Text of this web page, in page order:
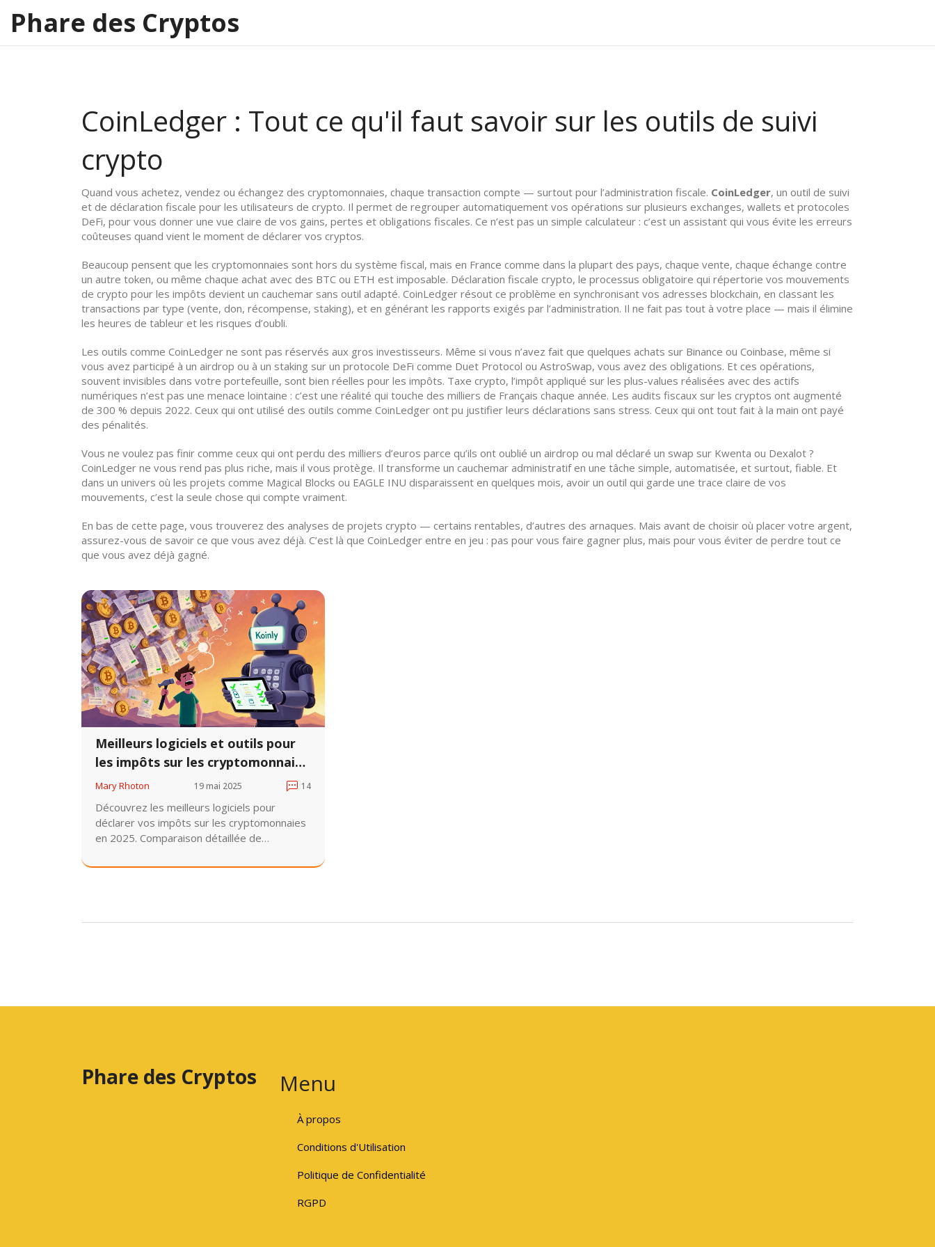
Phare des Cryptos
CoinLedger : Tout ce qu'il faut savoir sur les outils de suivi
crypto
Quand vous achetez, vendez ou échangez des cryptomonnaies, chaque transaction compte — surtout pour l’administration fiscale. CoinLedger, un outil de suivi
et de déclaration fiscale pour les utilisateurs de crypto. Il permet de regrouper automatiquement vos opérations sur plusieurs exchanges, wallets et protocoles
DeFi, pour vous donner une vue claire de vos gains, pertes et obligations fiscales. Ce n’est pas un simple calculateur : c’est un assistant qui vous évite les erreurs
coûteuses quand vient le moment de déclarer vos cryptos.
Beaucoup pensent que les cryptomonnaies sont hors du système fiscal, mais en France comme dans la plupart des pays, chaque vente, chaque échange contre
un autre token, ou même chaque achat avec des BTC ou ETH est imposable. Déclaration fiscale crypto, le processus obligatoire qui répertorie vos mouvements
de crypto pour les impôts devient un cauchemar sans outil adapté. CoinLedger résout ce problème en synchronisant vos adresses blockchain, en classant les
transactions par type (vente, don, récompense, staking), et en générant les rapports exigés par l’administration. Il ne fait pas tout à votre place — mais il élimine
les heures de tableur et les risques d’oubli.
Les outils comme CoinLedger ne sont pas réservés aux gros investisseurs. Même si vous n’avez fait que quelques achats sur Binance ou Coinbase, même si
vous avez participé à un airdrop ou à un staking sur un protocole DeFi comme Duet Protocol ou AstroSwap, vous avez des obligations. Et ces opérations,
souvent invisibles dans votre portefeuille, sont bien réelles pour les impôts. Taxe crypto, l’impôt appliqué sur les plus-values réalisées avec des actifs
numériques n’est pas une menace lointaine : c’est une réalité qui touche des milliers de Français chaque année. Les audits fiscaux sur les cryptos ont augmenté
de 300 % depuis 2022. Ceux qui ont utilisé des outils comme CoinLedger ont pu justifier leurs déclarations sans stress. Ceux qui ont tout fait à la main ont payé
des pénalités.
Vous ne voulez pas finir comme ceux qui ont perdu des milliers d’euros parce qu’ils ont oublié un airdrop ou mal déclaré un swap sur Kwenta ou Dexalot ?
CoinLedger ne vous rend pas plus riche, mais il vous protège. Il transforme un cauchemar administratif en une tâche simple, automatisée, et surtout, fiable. Et
dans un univers où les projets comme Magical Blocks ou EAGLE INU disparaissent en quelques mois, avoir un outil qui garde une trace claire de vos
mouvements, c’est la seule chose qui compte vraiment.
En bas de cette page, vous trouverez des analyses de projets crypto — certains rentables, d’autres des arnaques. Mais avant de choisir où placer votre argent,
assurez-vous de savoir ce que vous avez déjà. C’est là que CoinLedger entre en jeu : pas pour vous faire gagner plus, mais pour vous éviter de perdre tout ce
que vous avez déjà gagné.
Meilleurs logiciels et outils pour
les impôts sur les cryptomonnaies
en 2025
Mary Rhoton 19 mai 2025 14
Découvrez les meilleurs logiciels pour
déclarer vos impôts sur les cryptomonnaies
en 2025. Comparaison détaillée de
avec conseils pratiques pour éviter les
Phare des Cryptos Menu
À propos
Conditions d'Utilisation
Politique de Confidentialité
RGPD